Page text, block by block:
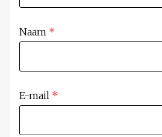
Naam *
E-mail *